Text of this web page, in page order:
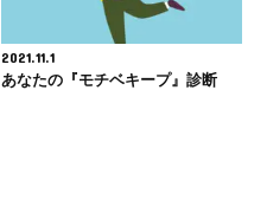
2021.11.1
あなたの『モチベキープ』診断